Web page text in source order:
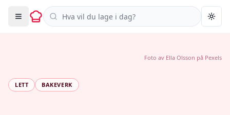
Søk i oppskrifter
LETT BAKEVERK
Foto av Ella Olsson på Pexels